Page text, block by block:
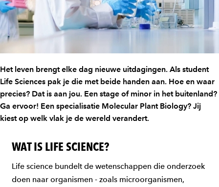
Het leven brengt elke dag nieuwe uitdagingen. Als student
Life Sciences pak je die met beide handen aan. Hoe en waar
precies? Dat is aan jou. Een stage of minor in het buitenland?
Ga ervoor! Een specialisatie Molecular Plant Biology? Jij
kiest op welk vlak je de wereld verandert.
WAT IS LIFE SCIENCE?
Life science bundelt de wetenschappen die onderzoek
doen naar organismen - zoals microorganismen,